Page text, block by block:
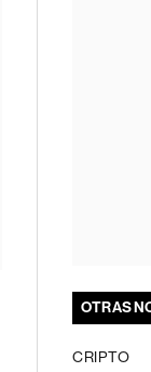
OTRAS
CRIPTO